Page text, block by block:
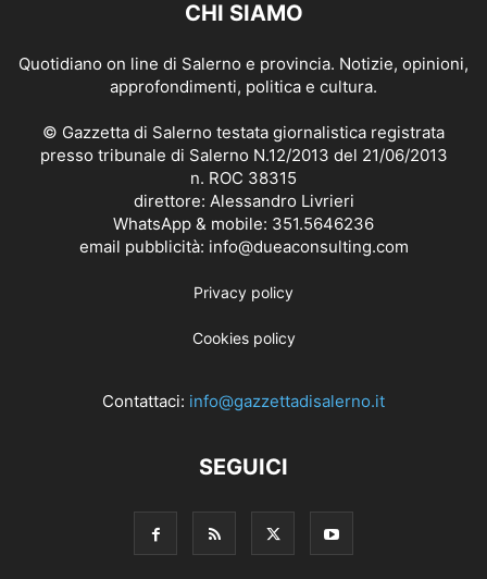
CHI SIAMO
Quotidiano on line di Salerno e provincia. Notizie, opinioni,
approfondimenti, politica e cultura.
© Gazzetta di Salerno testata giornalistica registrata
presso tribunale di Salerno N.12/2013 del 21/06/2013
n. ROC 38315
direttore: Alessandro Livrieri
WhatsApp & mobile: 351.5646236
email pubblicità: info@dueaconsulting.com
Privacy policy
Cookies policy
Contattaci: info@gazzettadisalerno.it
SEGUICI